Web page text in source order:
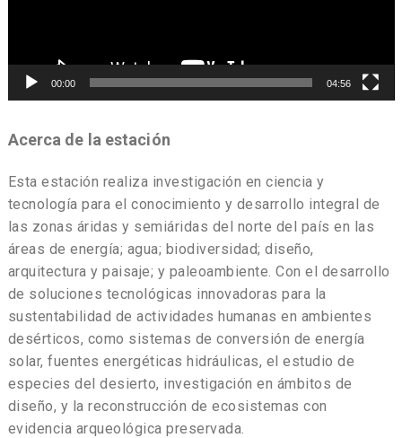
00:00 04:56
Acerca de la estación
Esta estación realiza investigación en ciencia y
tecnología para el conocimiento y desarrollo integral de
las zonas áridas y semiáridas del norte del país en las
áreas de energía; agua; biodiversidad; diseño,
arquitectura y paisaje; y paleoambiente. Con el desarrollo
de soluciones tecnológicas innovadoras para la
sustentabilidad de actividades humanas en ambientes
desérticos, como sistemas de conversión de energía
solar, fuentes energéticas hidráulicas, el estudio de
especies del desierto, investigación en ámbitos de
diseño, y la reconstrucción de ecosistemas con
evidencia arqueológica preservada.